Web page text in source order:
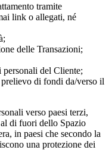
tramite
link o allegati, né
delle Transazioni;
del Cliente;
di fondi da/verso il
verso paesi terzi,
di fuori dello Spazio
in paesi che secondo la
una protezione dei